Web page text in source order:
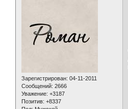
Зарегистрирован: 04-11-2011
Сообщений: 2666
Уважение: +3187
Позитив: +8337